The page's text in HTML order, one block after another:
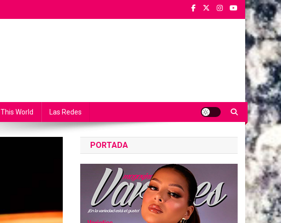
This World Las Redes
PORTADA